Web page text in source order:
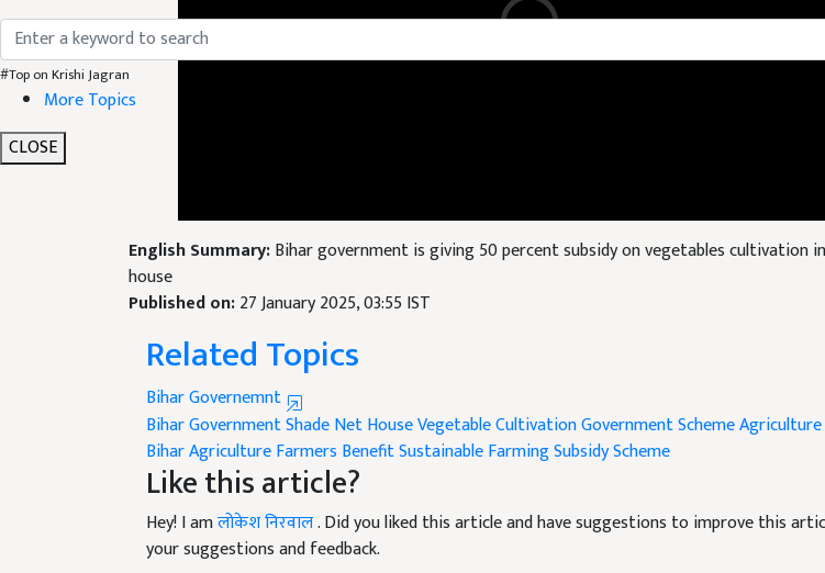
#Top on Krishi Jagran
More Topics
CLOSE
English Summary:Bihar government is giving 50 percent subsidy on vegetables cultivation in
house
Published on:
Related Topics
Bihar Governemnt
Bihar Government Shade Net House
Bihar AgricultureFarmers BenefitSustainable FarmingSubsidy Scheme
Like this article?
Hey! I amलोकेश निरवाल. Did you liked this article and have suggestions to improve this
your suggestions and feedback.